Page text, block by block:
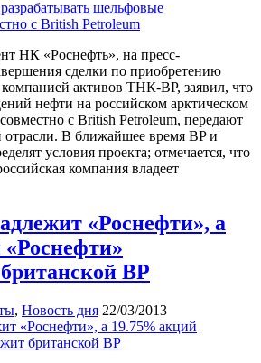
НК «Роснефть», на пресс-
сделки по приобретению
активов ТНК-BP, заявил, что
нефти на российском арктическом
с British Petroleum, передают
отрасли. В ближайшее время BP и
условия проекта; отмечается, что
компания владеет
«Роснефти», а
BP
, Новость дня 22/03/2013